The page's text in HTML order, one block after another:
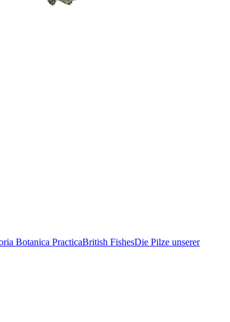
Botanica PracticaBritish FishesDie Pilze unserer